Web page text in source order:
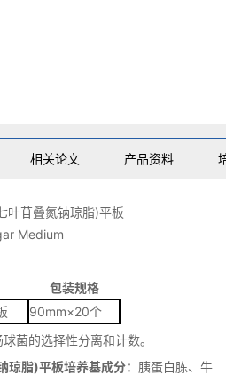
相关论文 产品资料
叶苷叠氮钠琼脂)平板
Medium
包装规格
90mm×20个
菌的选择性分离和计数。
脂)平板培养基成分： 胰蛋白胨、牛